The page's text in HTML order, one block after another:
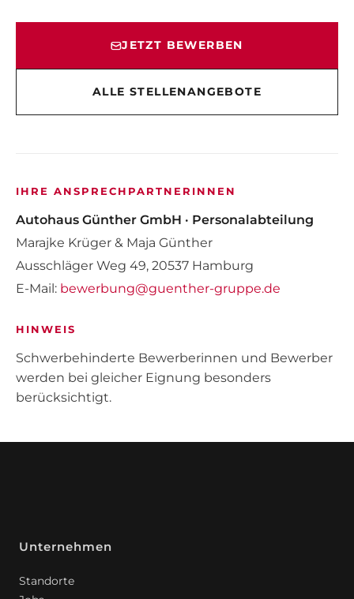
JETZT BEWERBEN
ALLE STELLENANGEBOTE
IHRE ANSPRECHPARTNERINNEN
Autohaus Günther GmbH · Personalabteilung
Marajke Krüger & Maja Günther
Ausschläger Weg 49, 20537 Hamburg
E-Mail: bewerbung@guenther-gruppe.de
HINWEIS
Schwerbehinderte Bewerberinnen und Bewerber
werden bei gleicher Eignung besonders
berücksichtigt.
Unternehmen
Standorte